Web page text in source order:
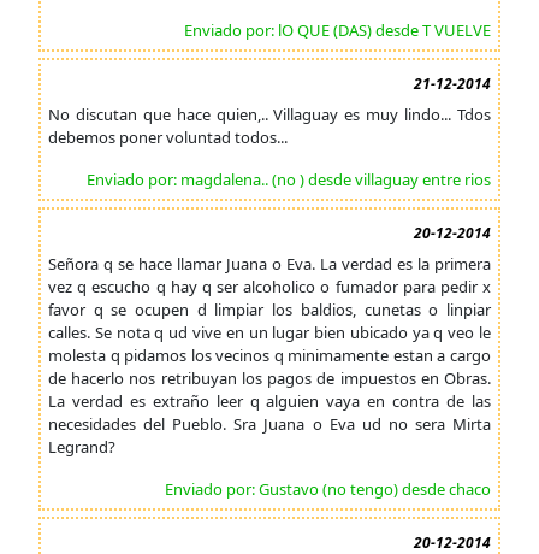
Enviado por: lO QUE (DAS) desde T VUELVE
21-12-2014
No discutan que hace quien,.. Villaguay es muy lindo... Tdos
debemos poner voluntad todos...
Enviado por: magdalena.. (no ) desde villaguay entre rios
20-12-2014
Señora q se hace llamar Juana o Eva. La verdad es la primera
vez q escucho q hay q ser alcoholico o fumador para pedir x
favor q se ocupen d limpiar los baldios, cunetas o linpiar
calles. Se nota q ud vive en un lugar bien ubicado ya q veo le
molesta q pidamos los vecinos q minimamente estan a cargo
de hacerlo nos retribuyan los pagos de impuestos en Obras.
La verdad es extraño leer q alguien vaya en contra de las
necesidades del Pueblo. Sra Juana o Eva ud no sera Mirta
Legrand?
Enviado por: Gustavo (no tengo) desde chaco
20-12-2014